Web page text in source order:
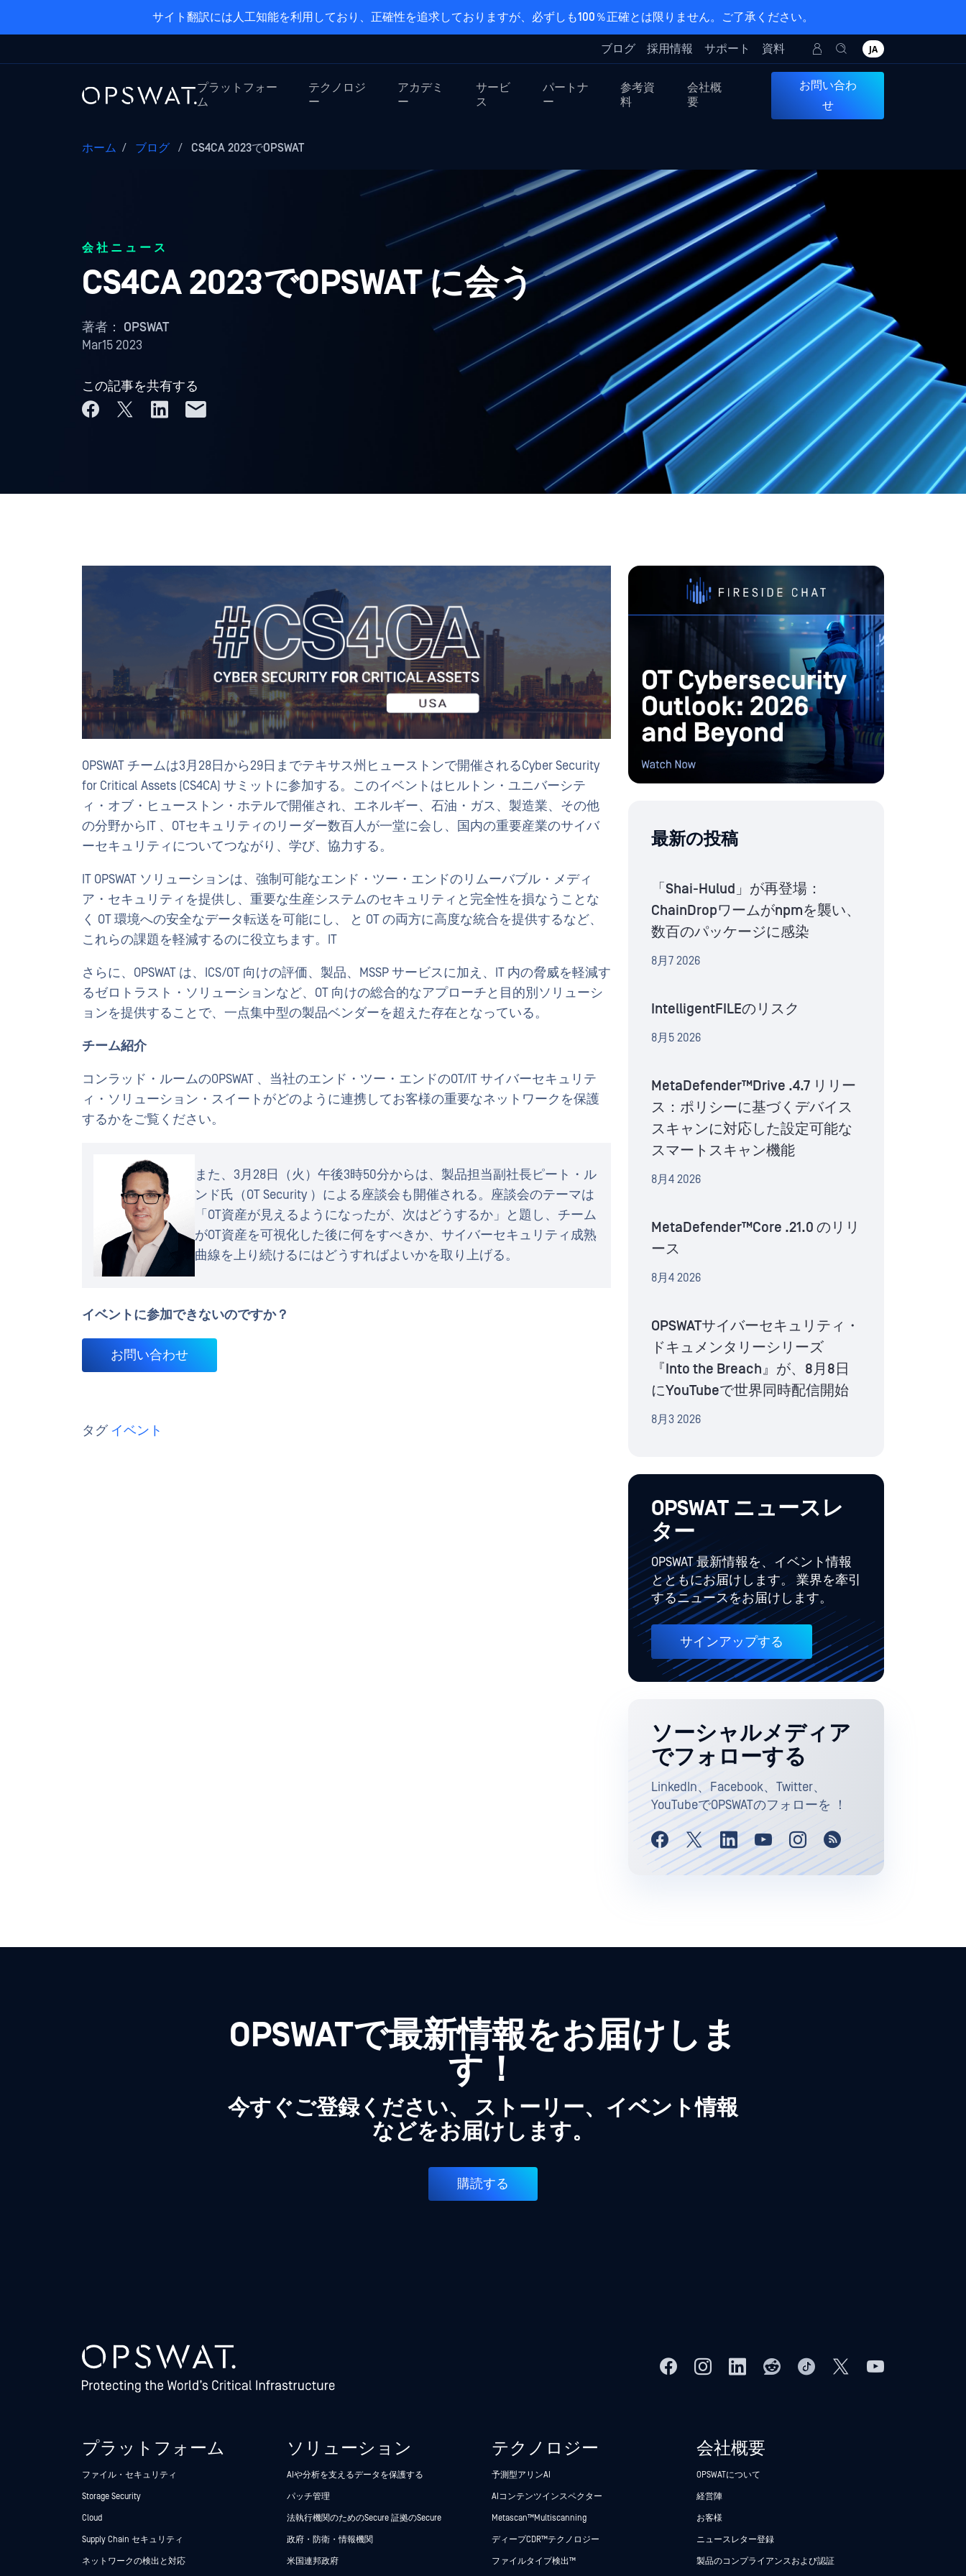
サイト翻訳には人工知能を利用しており、正確性を追求しておりますが、必ずしも100％正確とは限りません。ご了承ください。
ブログ 採用情報 サポート 資料 JA
プラットフォー
ム
テクノロジ
ー
アカデミ
ー
サービ
ス
パートナ
ー
参考資
料
会社概
要
お問い合わ
せ
ホーム / ブログ / CS4CA 2023でOPSWAT
会社ニュース
CS4CA 2023でOPSWAT に会う
著者： OPSWAT
Mar15 2023
この記事を共有する
OPSWAT チームは3月28日から29日までテキサス州ヒューストンで開催されるCyber Security
for Critical Assets (CS4CA) サミットに参加する。このイベントはヒルトン・ユニバーシテ
ィ・オブ・ヒューストン・ホテルで開催され、エネルギー、石油・ガス、製造業、その他
の分野からIT 、OTセキュリティのリーダー数百人が一堂に会し、国内の重要産業のサイバ
ーセキュリティについてつながり、学び、協力する。
IT OPSWAT ソリューションは、強制可能なエンド・ツー・エンドのリムーバブル・メディ
ア・セキュリティを提供し、重要な生産システムのセキュリティと完全性を損なうことな
く OT 環境への安全なデータ転送を可能にし、 と OT の両方に高度な統合を提供するなど、
これらの課題を軽減するのに役立ちます。IT
さらに、OPSWAT は、ICS/OT 向けの評価、製品、MSSP サービスに加え、IT 内の脅威を軽減す
るゼロトラスト・ソリューションなど、OT 向けの総合的なアプローチと目的別ソリューシ
ョンを提供することで、一点集中型の製品ベンダーを超えた存在となっている。
チーム紹介
コンラッド・ルームのOPSWAT 、当社のエンド・ツー・エンドのOT/IT サイバーセキュリテ
ィ・ソリューション・スイートがどのように連携してお客様の重要なネットワークを保護
するかをご覧ください。
また、3月28日（火）午後3時50分からは、製品担当副社長ピート・ル
ンド氏（OT Security ）による座談会も開催される。座談会のテーマは
「OT資産が見えるようになったが、次はどうするか」と題し、チーム
がOT資産を可視化した後に何をすべきか、サイバーセキュリティ成熟
曲線を上り続けるにはどうすればよいかを取り上げる。
イベントに参加できないのですか？
お問い合わせ
タグ イベント
最新の投稿
「Shai-Hulud」が再登場：
ChainDropワームがnpmを襲い、
数百のパッケージに感染
8月7 2026
IntelligentFILEのリスク
8月5 2026
MetaDefender™Drive .4.7 リリー
ス：ポリシーに基づくデバイス
スキャンに対応した設定可能な
スマートスキャン機能
8月4 2026
MetaDefender™Core .21.0 のリリ
ース
8月4 2026
OPSWATサイバーセキュリティ・
ドキュメンタリーシリーズ
『Into the Breach』が、8月8日
にYouTubeで世界同時配信開始
8月3 2026
OPSWAT ニュースレ
ター
OPSWAT 最新情報を、イベント情報
とともにお届けします。 業界を牽引
するニュースをお届けします。
サインアップする
ソーシャルメディア
でフォローする
LinkedIn、Facebook、Twitter、
YouTubeでOPSWATのフォローを ！
OPSWATで最新情報をお届けしま
す！
今すぐご登録ください、 ストーリー、イベント情報
などをお届けします。
購読する
プラットフォーム
ファイル・セキュリティ
Storage Security
Cloud
Supply Chain セキュリティ
ネットワークの検出と対応
ソリューション
AIや分析を支えるデータを保護する
パッチ管理
法執行機関のためのSecure 証拠のSecure
政府・防衛・情報機関
米国連邦政府
テクノロジー
予測型アリンAI
AIコンテンツインスペクター
Metascan™ Multiscanning
ディープCDR™テクノロジー
ファイルタイプ検出™
会社概要
OPSWATについて
経営陣
お客様
ニュースレター登録
製品のコンプライアンスおよび認証